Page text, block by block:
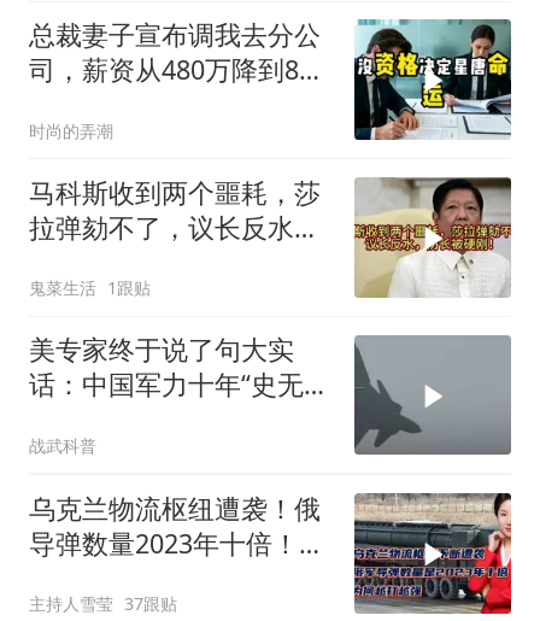
总裁妻子宣布调我去分公
司，薪资从480万降到8
时尚的弄潮
马科斯收到两个噩耗，莎
拉弹劾不了，议长反水，
鬼菜生活 1跟贴
美专家终于说了句大实
话：中国军力十年“史无前
住了
战武科普
乌克兰物流枢纽遭袭！俄
导弹数量2023年十倍！为
主持人雪莹 37跟贴